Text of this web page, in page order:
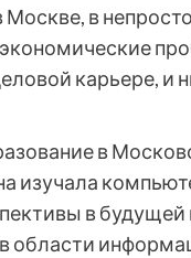
в
карьере, и
в
изучала
в будущей
области